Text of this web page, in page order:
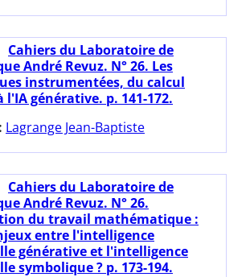
Cahiers du Laboratoire de
André Revuz. N° 26. Les
instrumentées, du calcul
l'IA générative. p. 141-172.
Lagrange Jean-Baptiste
Cahiers du Laboratoire de
André Revuz. N° 26.
du travail mathématique :
entre l'intelligence
générative et l'intelligence
symbolique ? p. 173-194.